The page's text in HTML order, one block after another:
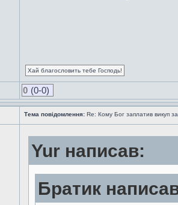
Хай благословить тебе Господь!
0 (0-0)
Тема повідомлення: Re: Кому Бог заплатив викуп
Yur написав:
Братик